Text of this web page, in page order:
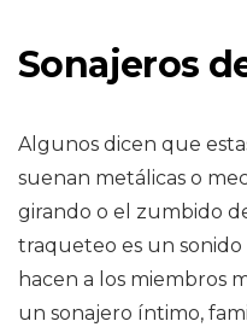
Sonajeros
Algunos dicen que
suenan metálicas o
girando o el zumbido
traqueteo es un
hacen a los miembros
un sonajero íntimo,